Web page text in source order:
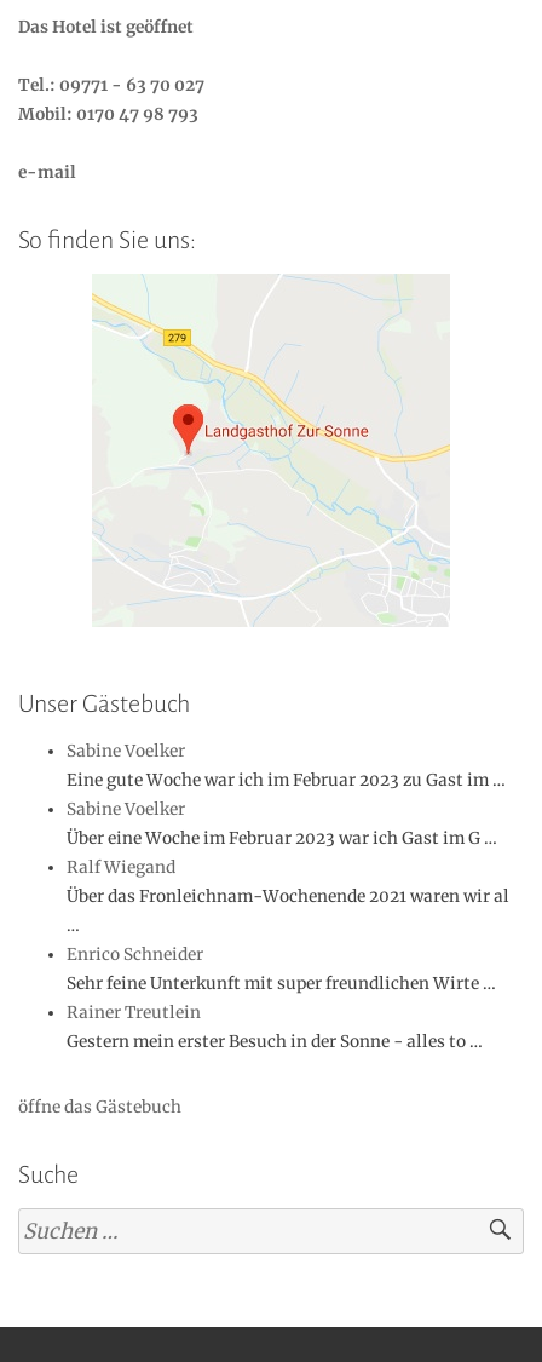
Das Hotel ist geöffnet
Tel.: 09771 - 63 70 027
Mobil: 0170 47 98 793
e-mail
So finden Sie uns:
Unser Gästebuch
Sabine Voelker
Eine gute Woche war ich im Februar 2023 zu Gast im …
Sabine Voelker
Über eine Woche im Februar 2023 war ich Gast im G …
Ralf Wiegand
Über das Fronleichnam-Wochenende 2021 waren wir al
…
Enrico Schneider
Sehr feine Unterkunft mit super freundlichen Wirte …
Rainer Treutlein
Gestern mein erster Besuch in der Sonne - alles to …
öffne das Gästebuch
Suche
Suchen
nach: